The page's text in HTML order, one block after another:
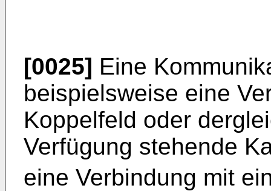
[0025] Eine
beispielsweise eine
Koppelfeld oder
Verfügung stehende
eine Verbindung mit